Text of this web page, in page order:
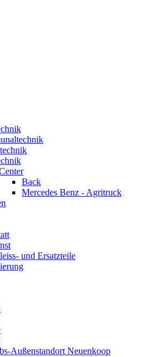
Back
Mercedes Benz - Agritruck
und Ersatzteile
Außenstandort Neuenkoop